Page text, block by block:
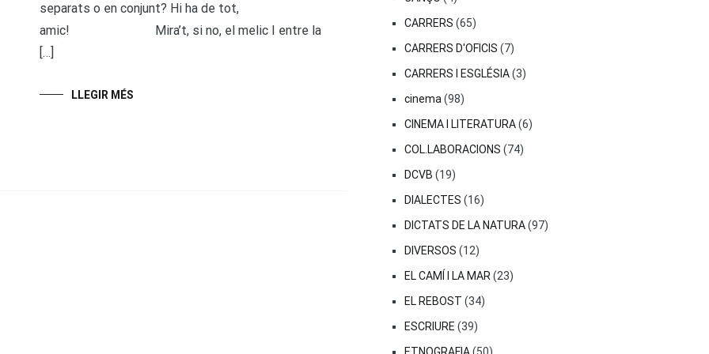
separats o en conjunt? Hi ha de tot,
amic! Mira’t, si no, el melic I entre la
[…]
LLEGIR MÉS
CARRERS (65)
CARRERS D'OFICIS (7)
CARRERS I ESGLÉSIA(3)
cinema (98)
CINEMA I LITERATURA(6)
COL.LABORACIONS (74)
DCVB (19)
DIALECTES (16)
DICTATS DE LA NATURA(97)
DIVERSOS (12)
EL CAMÍ I LA MAR (23)
EL REBOST (34)
ESCRIURE (39)
ETNOGRAFIA (50)